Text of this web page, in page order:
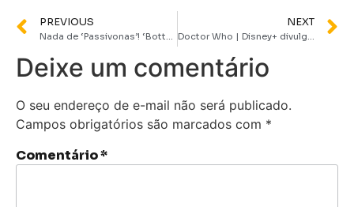
PREVIOUS
Nada de ‘Passivonas’! ‘Bottoms’ ganha título brasileiro de “Clube da Luta para Meninas”, no PrimeVideo
NEXT
Doctor Who | Disney+ divulga trailer dos especiais dos 60 anos da série
Deixe um comentário
O seu endereço de e-mail não será publicado.
Campos obrigatórios são marcados com *
Comentário*